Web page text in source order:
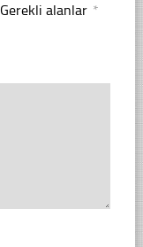
Gerekli alanlar *